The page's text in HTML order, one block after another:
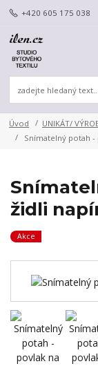
+420 605 175 038
Úvod UNIKÁT/
Snímatelný potah -
židli
Akce